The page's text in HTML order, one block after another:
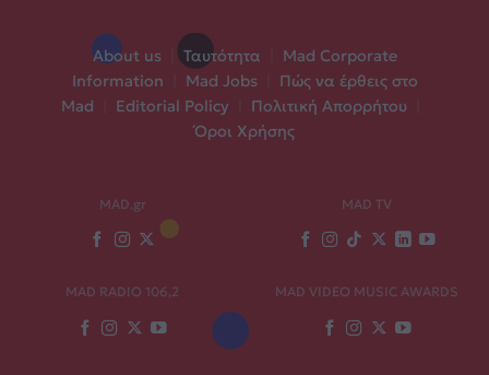
About us Ταυτότητα
Mad Corporate
Information
Mad Jobs
Πώς να έρθεις στο
Mad
Editorial Policy Πολιτική Απορρήτου
Όροι Χρήσης
MAD.gr MAD TV
MAD RADIO 106,2 MAD VIDEO MUSIC AWARDS